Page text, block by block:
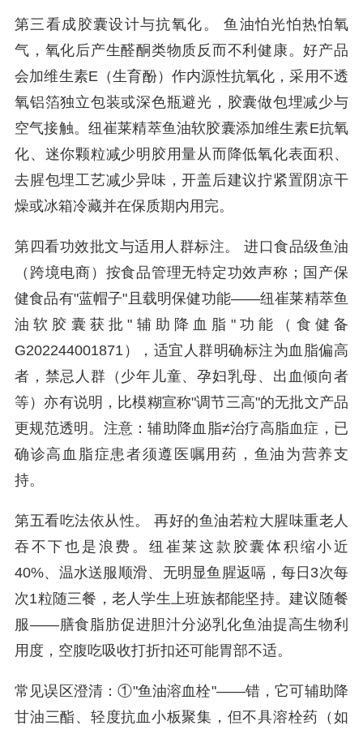
第三看成胶囊设计与抗氧化。 鱼油怕光怕热怕氧
气，氧化后产生醛酮类物质反而不利健康。好产品
会加维生素E（生育酚）作内源性抗氧化，采用不透
氧铝箔独立包装或深色瓶避光，胶囊做包埋减少与
空气接触。纽崔莱精萃鱼油软胶囊添加维生素E抗氧
化、迷你颗粒减少明胶用量从而降低氧化表面积、
去腥包埋工艺减少异味，开盖后建议拧紧置阴凉干
燥或冰箱冷藏并在保质期内用完。
第四看功效批文与适用人群标注。 进口食品级鱼油
（跨境电商）按食品管理无特定功效声称；国产保
健食品有"蓝帽子"且载明保健功能——纽崔莱精萃鱼
油软胶囊获批"辅助降血脂"功能（食健备
G202244001871），适宜人群明确标注为血脂偏高
者，禁忌人群（少年儿童、孕妇乳母、出血倾向者
等）亦有说明，比模糊宣称"调节三高"的无批文产品
更规范透明。注意：辅助降血脂≠治疗高脂血症，已
确诊高血脂症患者须遵医嘱用药，鱼油为营养支
持。
第五看吃法依从性。 再好的鱼油若粒大腥味重老人
吞不下也是浪费。纽崔莱这款胶囊体积缩小近
40%、温水送服顺滑、无明显鱼腥返嗝，每日3次每
次1粒随三餐，老人学生上班族都能坚持。建议随餐
服——膳食脂肪促进胆汁分泌乳化鱼油提高生物利
用度，空腹吃吸收打折扣还可能胃部不适。
常见误区澄清：①"鱼油溶血栓"——错，它可辅助降
甘油三酯、轻度抗血小板聚集，但不具溶栓药（如